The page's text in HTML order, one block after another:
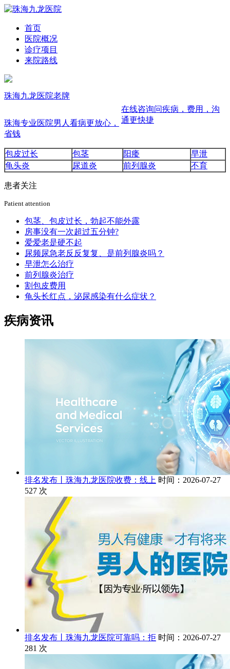
首页
医院概况
诊疗项目
来院路线
珠海九龙医院老牌
在线咨询问疾病，费用，沟
通更快捷
珠海专业医院男人看病更放心，
省钱
包皮过长 包茎 阳痿
早泄
龟头炎
尿道炎 前列腺炎 不育
患者关注
Patient attention
包茎、包皮过长，勃起不能外露
房事没有一次超过五分钟?
爱爱老是硬不起
尿频尿急老反反复复、是前列腺炎吗？
早泄怎么治疗
前列腺炎治疗
割包皮费用
龟头长红点，泌尿感染有什么症状？
疾病资讯
排名发布丨珠海九龙医院收费：线上 时间：2026-07-27
527 次
排名发布丨珠海九龙医院可靠吗：拒 时间：2026-07-27
281 次